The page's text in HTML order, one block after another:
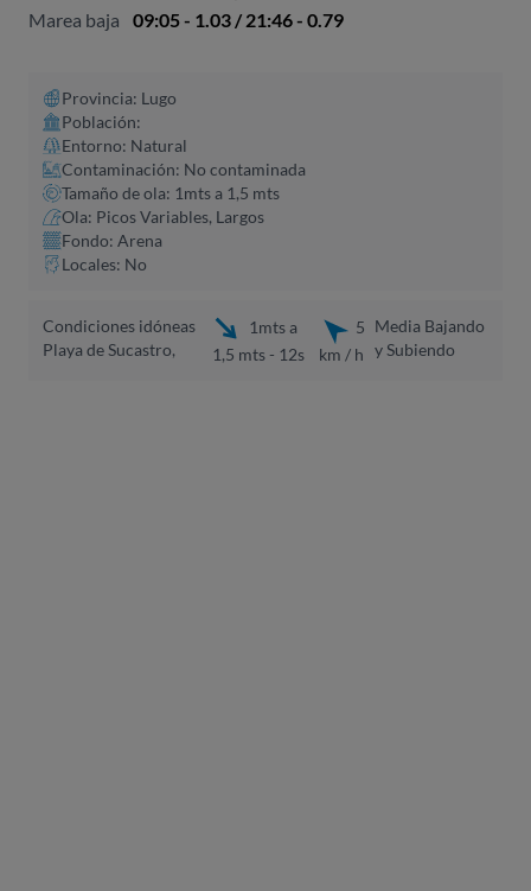
Marea baja
09:05 - 1.03 / 21:46 - 0.79
Provincia: Lugo
Población:
Entorno: Natural
Contaminación: No contaminada
Tamaño de ola: 1mts a 1,5 mts
Ola: Picos Variables, Largos
Fondo: Arena
Locales: No
Condiciones idóneas
Playa de Sucastro,
1mts a
1,5 mts - 12s
5
km / h
Media Bajando
y Subiendo